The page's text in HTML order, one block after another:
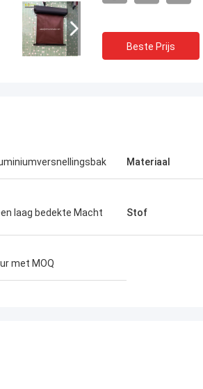
Beste Prijs
Materiaal
laag bedekte Macht Stof
met MOQ